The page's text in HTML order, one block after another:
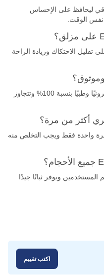
ليحافظ على الإحساس
نفس الوقت.
الاحتكاك وزيادة الراحة
نعم، جميع واقيات ديوركس مختبرة إلكترونيًا وطبيًا بنسبة 100% وتتجاوز
أكثر من مرة؟
واحدة فقط ويجب التخلص منه
ويوفر ثباتًا جيدًا
اكتب تقييم